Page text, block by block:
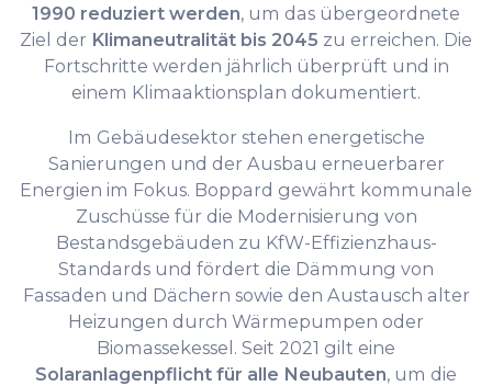
1990 reduziert werden, um das übergeordnete
Ziel der Klimaneutralität bis 2045 zu erreichen. Die
Fortschritte werden jährlich überprüft und in
einem Klimaaktionsplan dokumentiert.
Im Gebäudesektor stehen energetische
Sanierungen und der Ausbau erneuerbarer
Energien im Fokus. Boppard gewährt kommunale
Zuschüsse für die Modernisierung von
Bestandsgebäuden zu KfW-Effizienzhaus-
Standards und fördert die Dämmung von
Fassaden und Dächern sowie den Austausch alter
Heizungen durch Wärmepumpen oder
Biomassekessel. Seit 2021 gilt eine
Solaranlagenpflicht für alle Neubauten, um die